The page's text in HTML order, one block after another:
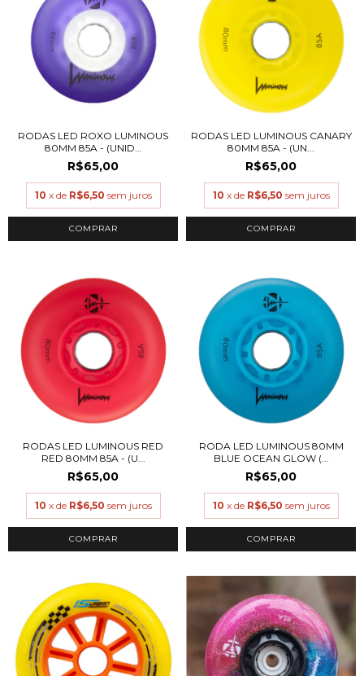
RODAS LED ROXO LUMINOUS
80MM 85A - (UNID...
R$65,00
10 x de R$6,50 sem juros
COMPRAR
RODAS LED LUMINOUS CANARY
80MM 85A - (UN...
R$65,00
10 x de R$6,50 sem juros
COMPRAR
RODAS LED LUMINOUS RED
RED 80MM 85A - (U...
R$65,00
10 x de R$6,50 sem juros
COMPRAR
RODA LED LUMINOUS 80MM
BLUE OCEAN GLOW (...
R$65,00
10 x de R$6,50 sem juros
COMPRAR